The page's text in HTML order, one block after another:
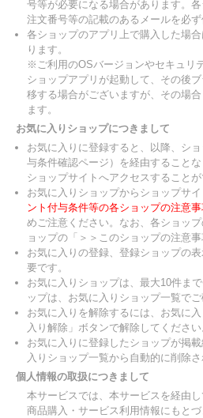
号等が必要になる場合があります。
注文番号等の記載のあるメールを必ず
各ショップのアプリ上で購入した場
ります。
※ご利用のOSバージョンやセキュリ
ショップアプリが起動して、その後
移する場合がございますが、その場
ます。
お気に入りショップにつきまして
お気に入りに登録すると、以降、シ
与条件確認ページ）を経由すること
ショップサイトへアクセスすることが
お気に入りショップからショップサイ
ント付与条件等の各ショップの注意
めご注意ください。なお、各ショッ
ョップの「＞＞このショップの注意
お気に入りの登録、登録ショップの
要です。
お気に入りショップは、最大10件ま
ップは、お気に入りショップ一覧でご
お気に入りを解除するには、お気に
入り解除」ボタンで解除してください
お気に入りに登録したショップが掲
入りショップ一覧から自動的に削除さ
個人情報の取扱につきまして
本サービスでは、本サービスを経由
商品購入・サービス利用情報にもとづ